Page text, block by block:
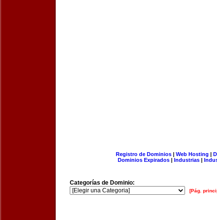
Registro de Dominios| Web Hosting |
Dominios Expirados | Industrias |
Categorías de Dominio:
[Pág.